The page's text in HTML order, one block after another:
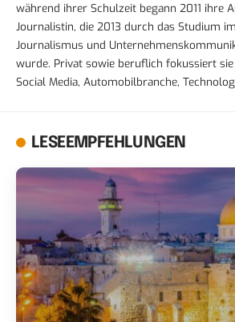
während ihrer Schulzeit begann 2011 ihre
Journalistin, die 2013 durch das Studium
Journalismus und
wurde. Privat sowie beruflich fokussiert
Social Media, Automobilbranche,
LESEEMPFEHLUNGEN